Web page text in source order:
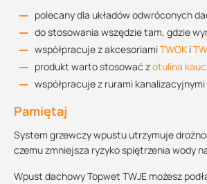
polecany dla układów odwróconych
do stosowania wszędzie tam, gdzie
współpracuje z akcesoriamiTWOK i
produkt warto stosować zotulina
współpracuje z rurami kanalizacyjnymi
Pamiętaj
System grzewczy wpustu utrzymuje
czemu zmniejsza ryzyko spiętrzenia wody
Wpust dachowy Topwet TWJE możesz
Opis połączenia
podłączenie wykonuje się do puszki
długość kabla wejściowego wpustu –
podłączenie przewodów: żółtozielony
pobór mocy: 7 W przy 20°C, 10 W przy
maks. uderzenie prądowe: 89 mA
stopień ochrony: IP 67
159.76 KB
Rysunek techniczny TWJE
159.45 KB
Rysunek techniczny TWJE
159.64 KB